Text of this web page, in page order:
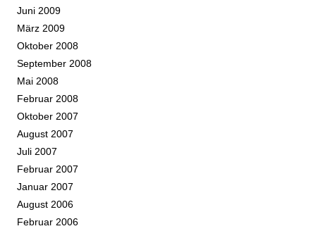
Juni 2009
März 2009
Oktober 2008
September 2008
Mai 2008
Februar 2008
Oktober 2007
August 2007
Juli 2007
Februar 2007
Januar 2007
August 2006
Februar 2006